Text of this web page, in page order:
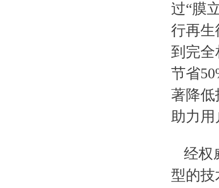
过“膜
行再生
到完
节省
著降低
助力
经权
型的技